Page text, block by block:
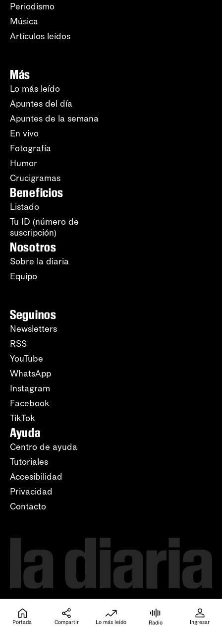
Periodismo
Música
Artículos leídos
Más
Lo más leído
Apuntes del día
Apuntes de la semana
En vivo
Fotografía
Humor
Crucigramas
Beneficios
Listado
Tu ID (número de
suscripción)
Nosotros
Sobre la diaria
Equipo
Seguinos
Newsletters
RSS
YouTube
WhatsApp
Instagram
Facebook
TikTok
Ayuda
Centro de ayuda
Tutoriales
Accesibilidad
Privacidad
Contacto
Portada Compartir Lo más leído Radio Ingresar